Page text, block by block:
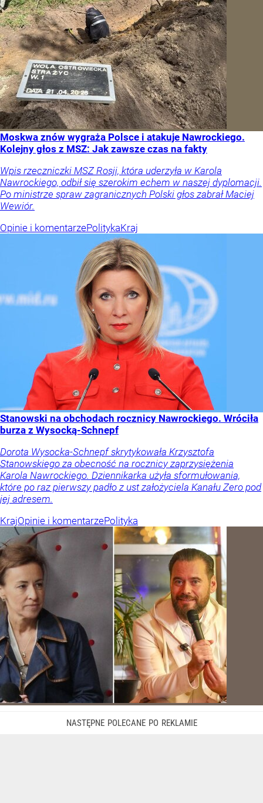
Moskwa znów wygraża Polsce i atakuje Nawrockiego.
Kolejny głos z MSZ: Jak zawsze czas na fakty
Wpis rzeczniczki MSZ Rosji, która uderzyła w Karola
Nawrockiego, odbił się szerokim echem w naszej dyplomacji.
Po ministrze spraw zagranicznych Polski głos zabrał Maciej
Wewiór.
Opinie i komentarzePolitykaKraj
Stanowski na obchodach rocznicy Nawrockiego. Wróciła
burza z Wysocką-Schnepf
Dorota Wysocka-Schnepf skrytykowała Krzysztofa
Stanowskiego za obecność na rocznicy zaprzysiężenia
Karola Nawrockiego. Dziennikarka użyła sformułowania,
które po raz pierwszy padło z ust założyciela Kanału Zero pod
jej adresem.
KrajOpinie i komentarzePolityka